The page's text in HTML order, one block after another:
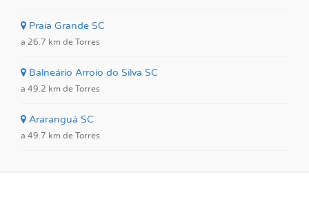
Praia Grande SC
a 26.7 km de Torres
Balneário Arroio do Silva SC
a 49.2 km de Torres
Araranguá SC
a 49.7 km de Torres